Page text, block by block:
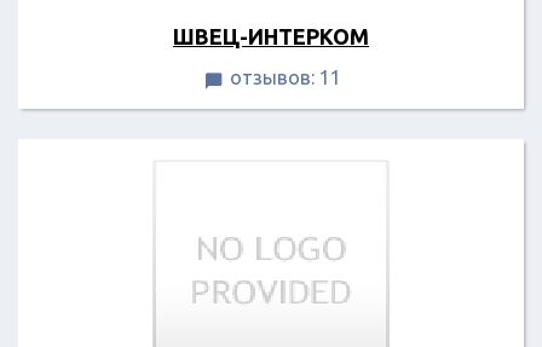
ШВЕЦ-ИНТЕРКОМ
 отзывов: 11